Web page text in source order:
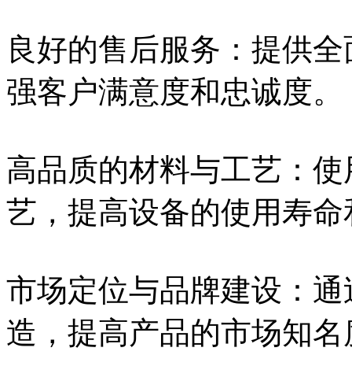
良好的售后服务：提供
强客户满意度和忠诚度。
高品质的材料与工艺：
艺，提高设备的使用寿
市场定位与品牌建设：
造，提高产品的市场知